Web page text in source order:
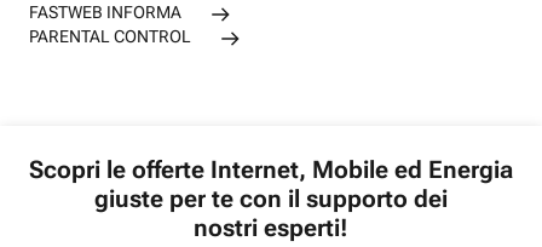
FASTWEB INFORMA
PARENTAL CONTROL
Scopri le offerte Internet, Mobile ed Energia
giuste per te con il supporto dei
nostri esperti!